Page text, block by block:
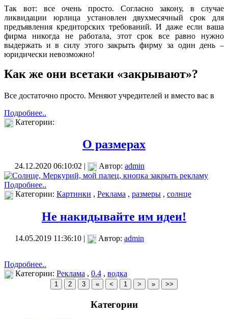
Так вот: все очень просто. Согласно закону, в случае
ликвидации юрлица установлен двухмесячный срок для
предъявления кредиторских требований. И даже если ваша
фирма никогда не работала, этот срок все равно нужно
выдержать и в силу этого закрыть фирму за один день –
юридически невозможно!
Как же они всетаки «закрывают»?
Все достаточно просто. Меняют учредителей и вместо вас в
Подробнее..
Категории:
О размерах
24.12.2020 06:10:02 | Автор: admin
Подробнее..
Категории: Картинки , Реклама , размеры , солнце
Не накидывайте им идеи!
14.05.2019 11:36:10 | Автор: admin
Подробнее..
Категории: Реклама , 0.4 , водка
Категории